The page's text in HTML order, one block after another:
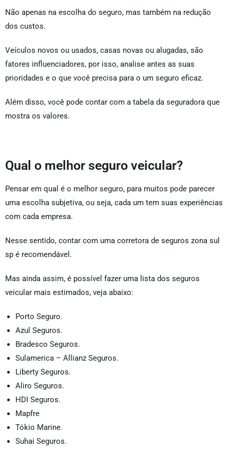
Não apenas na escolha do seguro, mas também na redução
dos custos.
Veículos novos ou usados, casas novas ou alugadas, são
fatores influenciadores, por isso, analise antes as suas
prioridades e o que você precisa para o um seguro eficaz.
Além disso, você pode contar com a tabela da seguradora que
mostra os valores.
Qual o melhor seguro veicular?
Pensar em qual é o melhor seguro, para muitos pode parecer
uma escolha subjetiva, ou seja, cada um tem suas experiências
com cada empresa.
Nesse sentido, contar com uma corretora de seguros zona sul
sp é recomendável.
Mas ainda assim, é possível fazer uma lista dos seguros
veicular mais estimados, veja abaixo:
Porto Seguro.
Azul Seguros.
Bradesco Seguros.
Sulamerica – Allianz Seguros.
Liberty Seguros.
Aliro Seguros.
HDI Seguros.
Mapfre
Tókio Marine.
Suhai Seguros.